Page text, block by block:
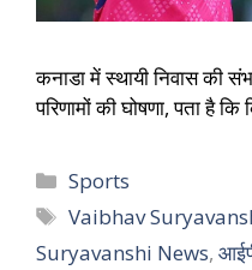
कनाडा में स्थायी निवास की
परिणामों की घोषणा, पता है कि
Sports
Vaibhav
Suryavanshi News,